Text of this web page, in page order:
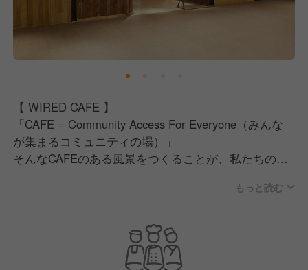
【 WIRED CAFE 】
「CAFE = Community Access For Everyone（みんな
が集まるコミュニティの場）」
そんなCAFEのある風景をつくることが、私たちの仕
◆多彩なメニュー展開！
カフェ定番のパスタ・サンドから、スイーツ・スムー
ジー・オリジナルドリンクまで幅広く提供。
もっと読む